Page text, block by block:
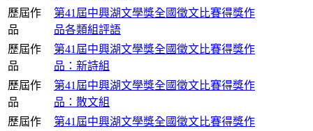
歷屆作
品
第41屆中興湖文學獎全國徵文比賽得獎作
品各類組評語
歷屆作
品
第41屆中興湖文學獎全國徵文比賽得獎作
品：新詩組
歷屆作
品
第41屆中興湖文學獎全國徵文比賽得獎作
品：散文組
歷屆作
第41屆中興湖文學獎全國徵文比賽得獎作